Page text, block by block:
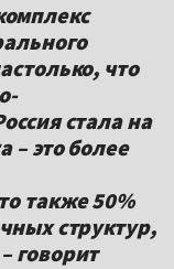
что
стала на
– это более
также 50%
структур,
говорит